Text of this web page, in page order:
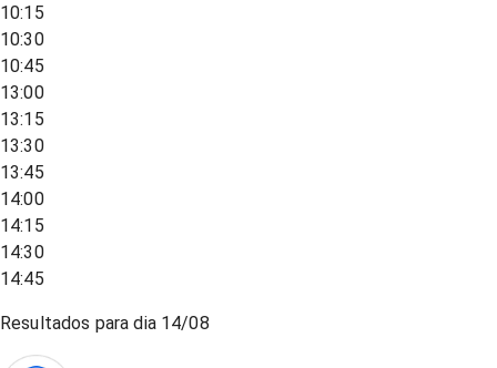
10:15
10:30
10:45
13:00
13:15
13:30
13:45
14:00
14:15
14:30
14:45
Resultados para dia 14/08